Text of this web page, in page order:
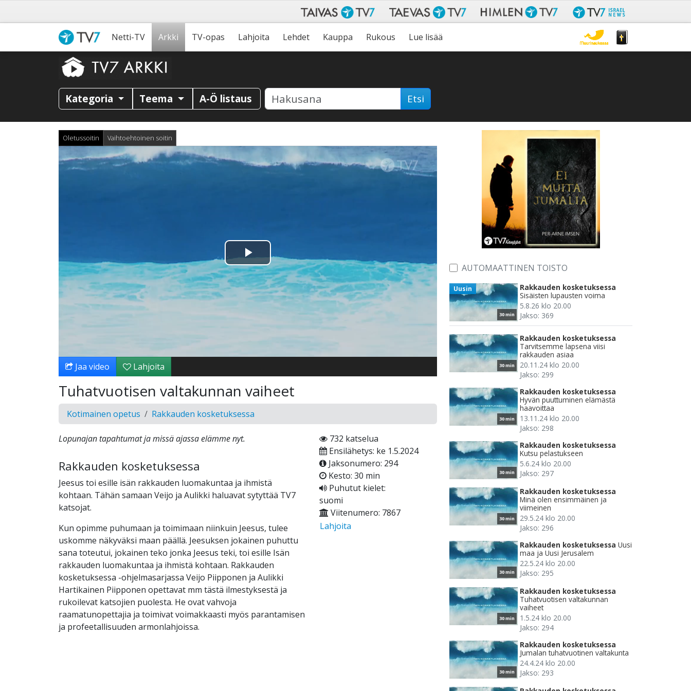
Netti-TV Arkki TV-opas Lahjoita Lehdet Kauppa Rukous Lue lisää
Kategoria Teema A-Ö listaus Etsi
Oletussoitin Vaihtoehtoinen soitin
Toista
Video
Jaa video Lahjoita
Tuhatvuotisen valtakunnan vaiheet
Kotimainen opetus Rakkauden kosketuksessa
Lopunajan tapahtumat ja missä ajassa elämme nyt.
Rakkauden kosketuksessa
Jeesus toi esille isän rakkauden luomakuntaa ja ihmistä
kohtaan. Tähän samaan Veijo ja Aulikki haluavat sytyttää TV7
katsojat.
Kun opimme puhumaan ja toimimaan niinkuin Jeesus, tulee
uskomme näkyväksi maan päällä. Jeesuksen jokainen puhuttu
sana toteutui, jokainen teko jonka Jeesus teki, toi esille Isän
rakkauden luomakuntaa ja ihmistä kohtaan. Rakkauden
kosketuksessa -ohjelmasarjassa Veijo Piipponen ja Aulikki
Hartikainen Piipponen opettavat mm tästä ilmestyksestä ja
rukoilevat katsojien puolesta. He ovat vahvoja
raamatunopettajia ja toimivat voimakkaasti myös parantamisen
ja profeetallisuuden armonlahjoissa.
732 katselua
Ensilähetys: ke 1.5.2024
Jaksonumero: 294
Kesto: 30 min
Puhutut kielet:
suomi
Viitenumero: 7867
Lahjoita
AUTOMAATTINEN TOISTO
30 min
Uusin
Rakkauden kosketuksessa
Sisäisten lupausten voima
5.8.26 klo 20.00
Jakso: 369
30 min
Rakkauden kosketuksessa
Tarvitsemme lapsena viisi
rakkauden asiaa
20.11.24 klo 20.00
Jakso: 299
30 min
Rakkauden kosketuksessa
Hyvän puuttuminen elämästä
haavoittaa
13.11.24 klo 20.00
Jakso: 298
30 min
Rakkauden kosketuksessa
Kutsu pelastukseen
5.6.24 klo 20.00
Jakso: 297
30 min
Rakkauden kosketuksessa
Minä olen ensimmäinen ja
viimeinen
29.5.24 klo 20.00
Jakso: 296
30 min
Rakkauden kosketuksessa Uusi
maa ja Uusi Jerusalem
22.5.24 klo 20.00
Jakso: 295
30 min
Rakkauden kosketuksessa
Tuhatvuotisen valtakunnan
vaiheet
1.5.24 klo 20.00
Jakso: 294
30 min
Rakkauden kosketuksessa
Jumalan tuhatvuotinen valtakunta
24.4.24 klo 20.00
Jakso: 293